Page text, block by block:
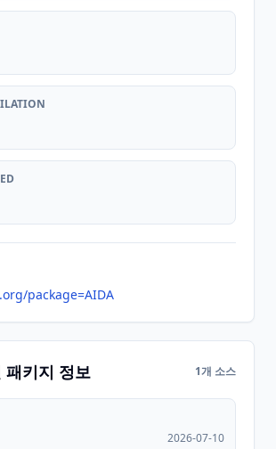
package=AIDA
패키지 정보 1개 소스
2026-07-10